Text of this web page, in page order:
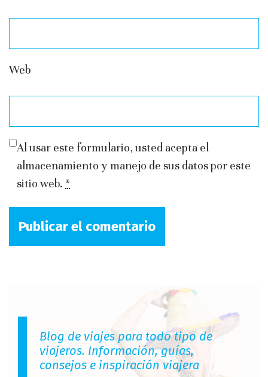
Web
Al usar este formulario, usted acepta el
almacenamiento y manejo de sus datos por este
sitio web. *
Blog de viajes para todo tipo de
viajeros. Información, guías,
consejos e inspiración viajera